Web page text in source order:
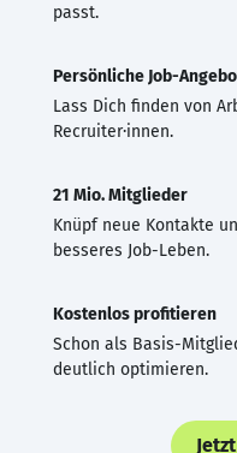
passt.
Persönliche Job-
Lass Dich finden von
Recruiter·innen.
21 Mio. Mitglieder
Knüpf neue Kontakte
besseres Job-Leben.
Kostenlos profitieren
Schon als Basis-
deutlich optimieren.